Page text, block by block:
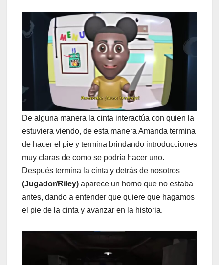
De alguna manera la cinta interactúa con quien la
estuviera viendo, de esta manera Amanda termina
de hacer el pie y termina brindando introducciones
muy claras de como se podría hacer uno.
Después termina la cinta y detrás de nosotros
(Jugador/Riley) aparece un horno que no estaba
antes, dando a entender que quiere que hagamos
el pie de la cinta y avanzar en la historia.